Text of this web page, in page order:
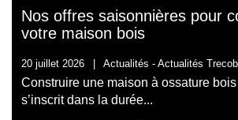
Nos offres saisonnières pour
votre maison bois
20 juillet 2026 | Actualités - Actualités
Construire une maison à ossature
s’inscrit dans la durée...